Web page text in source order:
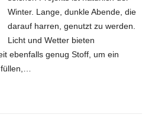
Winter. Lange, dunkle Abende, die
darauf harren, genutzt zu werden.
Licht und Wetter bieten
ebenfalls genug Stoff, um ein